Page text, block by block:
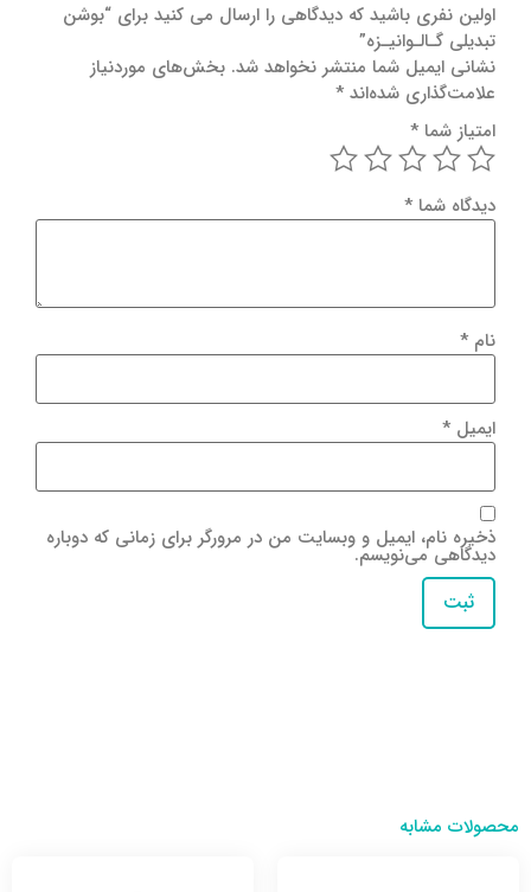
اولین نفری باشید که دیدگاهی را ارسال می کنید برای “بوشن
تبدیلی گـالـوانیـزه”
نشانی ایمیل شما منتشر نخواهد شد. بخش‌های موردنیاز
علامت‌گذاری شده‌اند *
امتیاز شما *
دیدگاه شما *
نام *
ایمیل *
ذخیره نام، ایمیل و وبسایت من در مرورگر برای زمانی که دوباره
دیدگاهی می‌نویسم.
محصولات مشابه